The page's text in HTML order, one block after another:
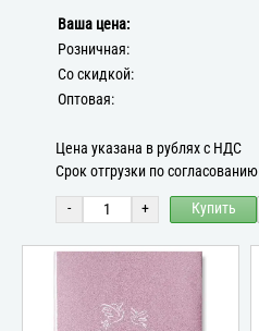
Ваша цена:
Розничная:
Со скидкой:
Оптовая:
Цена указана в рублях с НДС
Срок отгрузки по согласованию
- + Купить